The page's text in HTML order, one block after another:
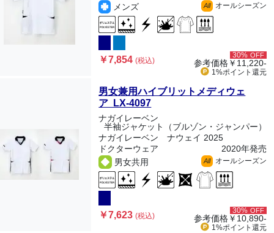
メンズ
All オールシーズン
￥7,854(税込)
30% OFF
参考価格￥11,220-
1%ポイント 還元
男女兼用ハイブリットメディウェ
ア LX-4097
ナガイレーベン
半袖ジャケット（ブルゾン・ジャンパー）
ナガイレーベン ナウェイ 2025
ドクターウェア
2020年発売
男女共用
All オールシーズン
￥7,623(税込)
30% OFF
参考価格￥10,890-
1%ポイント 還元